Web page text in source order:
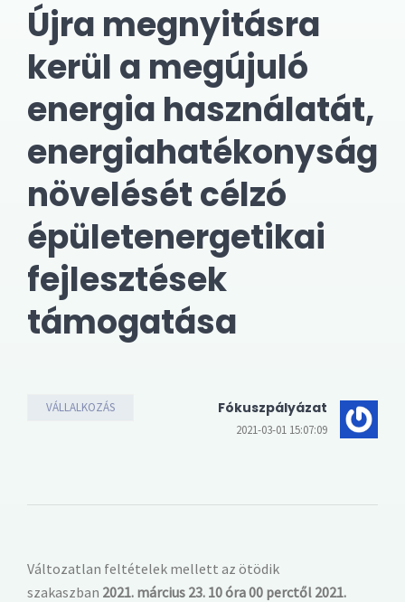
Újra megnyitásra
kerül a megújuló
energia használatát,
energiahatékonyság
növelését célzó
épületenergetikai
fejlesztések
támogatása
VÁLLALKOZÁS Fókuszpályázat
2021-03-01 15:07:09
Változatlan feltételek mellett az ötödik
szakaszban 2021. március 23. 10 óra 00 perctől 2021.